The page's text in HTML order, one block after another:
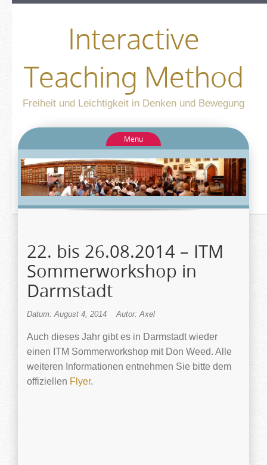
Interactive
Teaching Method
Freiheit und Leichtigkeit in Denken und Bewegung
Menu
22. bis 26.08.2014 – ITM
Sommerworkshop in
Darmstadt
Datum: August 4, 2014 Autor: Axel
Auch dieses Jahr gibt es in Darmstadt wieder
einen ITM Sommerworkshop mit Don Weed. Alle
weiteren Informationen entnehmen Sie bitte dem
offiziellen Flyer.